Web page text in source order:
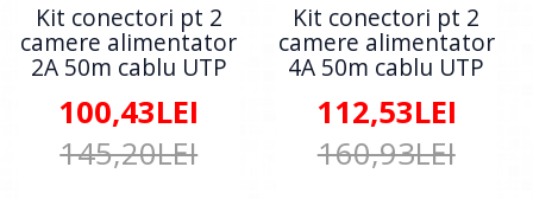
Kit conectori pt 2
camere alimentator
2A 50m cablu UTP
100,43LEI
145,20LEI
Kit conectori pt 2
camere alimentator
4A 50m cablu UTP
112,53LEI
160,93LEI